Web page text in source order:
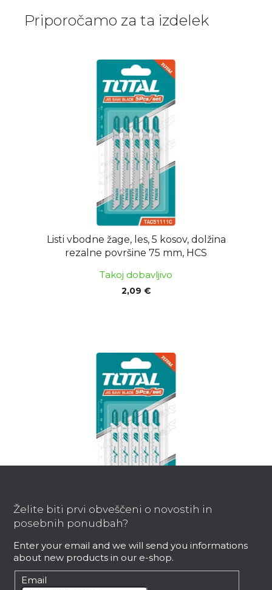
Priporočamo za ta izdelek
Listi vbodne žage, les, 5 kosov, dolžina
rezalne površine 75 mm, HCS
Takoj dobavljivo
2,09 €
Listi vbodne žage, les, 5 kosov, dolžina
rezalne površine 75 mm, HCS
Takoj dobavljivo
3,20 €
Želite biti prvi obveščeni o novostih in
posebnih ponudbah?
Enter your email and we will send you informations
about new products in our e-shop.
Email